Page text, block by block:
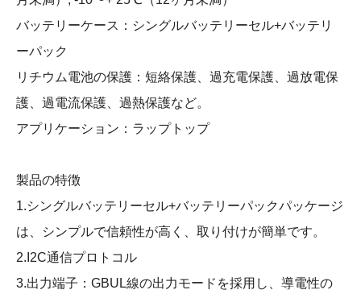
バッテリーケース：シングルバッテリーセル+バッテリ
ーパック
リチウム電池の保護：短絡保護、過充電保護、過放電保
護、過電流保護、過熱保護など。
アプリケーション：ラップトップ
製品の特徴
1.シングルバッテリーセル+バッテリーパックパッケージ
は、シンプルで信頼性が高く、取り付けが簡単です。
2.I2C通信プロトコル
3.出力端子：GBUL線の出力モードを採用し、導電性の